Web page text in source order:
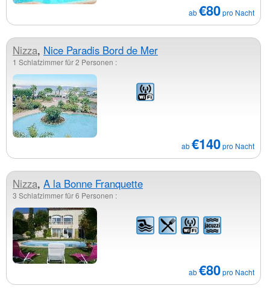
ab€80pro Nacht
Nizza, Nice Paradis Bord de Mer
1 Schlafzimmer für 2 Personen :
ab€140pro Nacht
Nizza, A la Bonne Franquette
3 Schlafzimmer für 6 Personen :
ab€80pro Nacht